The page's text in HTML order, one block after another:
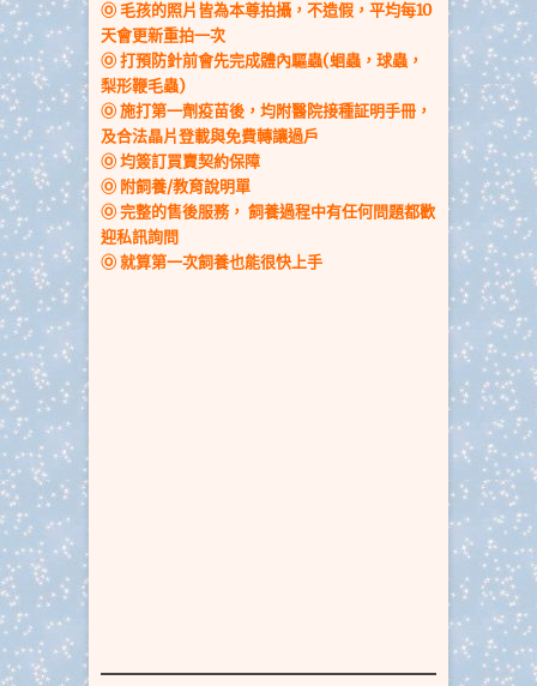
Ⓞ 毛孩的照片皆為本尊拍攝，不造假，平均每10
天會更新重拍一次
Ⓞ打預防針前會先完成體內驅蟲(蛔蟲，球蟲，
梨形鞭毛蟲)
Ⓞ 施打第一劑疫苗後，均附醫院接種証明手冊 ，
及合法晶片登載與免費轉讓過戶
Ⓞ 均簽訂買賣契約保障
Ⓞ 附飼養/教育說明單
Ⓞ 完整的售後服務， 飼養過程中有任何問題都歡
迎私訊詢問
Ⓞ 就算第一次飼養也能很快上手